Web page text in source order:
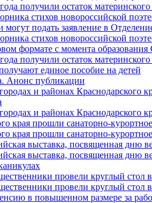
получили остаток материнского
стихов новороссийской
могут подать заявление в
стихов новороссийской
формате с момента
получили остаток материнского
единое пособие на детей
Анонс публикации
и районах Краснодарского
и районах Краснодарского
края прошли санаторно-
края прошли санаторно-
выставка, посвященная дню
выставка, посвященная дню
провели круглый
провели круглый
в повышенном размере за